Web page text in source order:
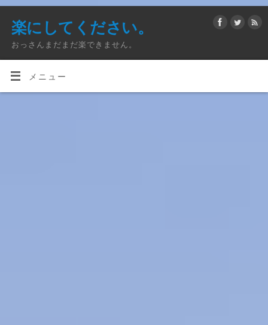
楽にしてください。
おっさんまだまだ楽できません。
メニュー